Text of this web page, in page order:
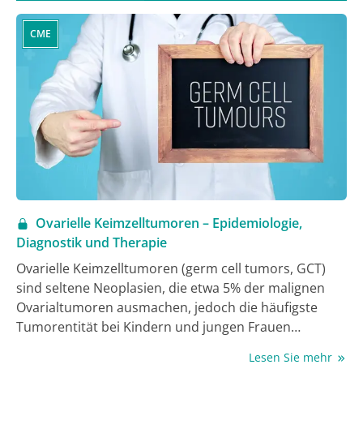
CME
Ovarielle Keimzelltumoren – Epidemiologie,
Diagnostik und Therapie
Ovarielle Keimzelltumoren (germ cell tumors, GCT)
sind seltene Neoplasien, die etwa 5% der malignen
Ovarialtumoren ausmachen, jedoch die häufigste
Tumorentität bei Kindern und jungen Frauen
Keimzellen und weisen eine große histologische
Lesen Sie mehr